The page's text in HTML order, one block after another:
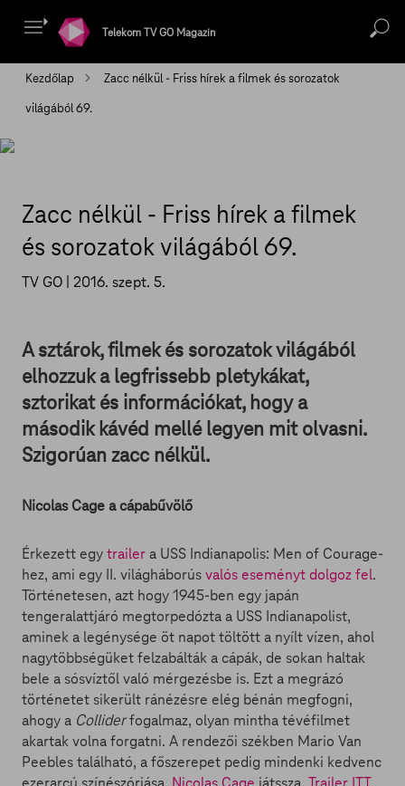
Telekom TV GO Magazin
Kezdőlap
Zacc nélkül - Friss hírek a filmek és sorozatok
világából 69.
Zacc nélkül - Friss hírek a filmek
és sorozatok világából 69.
TV GO | 2016. szept. 5.
A sztárok, filmek és sorozatok világából
elhozzuk a legfrissebb pletykákat,
sztorikat és információkat, hogy a
második kávéd mellé legyen mit olvasni.
Szigorúan zacc nélkül.
Nicolas Cage a cápabűvölő
Érkezett egytrailer a USS Indianapolis: Men of Courage-
hez, ami egy II. világháborúsvalós eseményt dolgoz fel.
Történetesen, azt hogy 1945-ben egy japán
tengeralattjáró megtorpedózta a USS Indianapolist,
aminek a legénysége öt napot töltött a nyílt vízen, ahol
nagytöbbségüket felzabálták a cápák, de sokan haltak
bele a sósvíztől való mérgezésbe is. Ezt a megrázó
történetet sikerült ránézésre elég bénán megfogni,
ahogy a Colliderfogalmaz, olyan mintha tévéfilmet
akartak volna forgatni. A rendezői székben Mario Van
Peebles található, a főszerepet pedig mindenki kedvenc